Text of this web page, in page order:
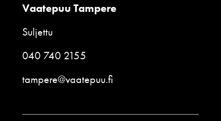
Vaatepuu Tampere
Suljettu
040 740 2155
tampere@vaatepuu.fi